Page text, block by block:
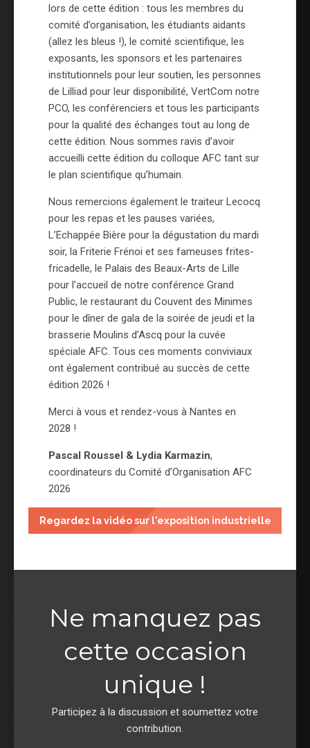
lors de cette édition : tous les membres du
comité d’organisation, les étudiants aidants
(allez les bleus !), le comité scientifique, les
exposants, les sponsors et les partenaires
institutionnels pour leur soutien, les personnes
de Lilliad pour leur disponibilité, VertCom notre
PCO, les conférenciers et tous les participants
pour la qualité des échanges tout au long de
cette édition. Nous sommes ravis d’avoir
accueilli cette édition du colloque AFC tant sur
le plan scientifique qu’humain.
Nous remercions également le traiteur Lecocq
pour les repas et les pauses variées,
L’Echappée Bière pour la dégustation du mardi
soir, la Friterie Frénoi et ses fameuses frites-
fricadelle, le Palais des Beaux-Arts de Lille
pour l’accueil de notre conférence Grand
Public, le restaurant du Couvent des Minimes
pour le dîner de gala de la soirée de jeudi et la
brasserie Moulins d’Ascq pour la cuvée
spéciale AFC. Tous ces moments conviviaux
ont également contribué au succès de cette
édition 2026 !
Merci à vous et rendez-vous à Nantes en
2028 !
Pascal Roussel & Lydia Karmazin,
coordinateurs du Comité d’Organisation AFC
2026
Regardez la vidéo sur l'exposition industrielle
Ne manquez pas
cette occasion
unique !
Participez à la discussion et soumettez votre
contribution.